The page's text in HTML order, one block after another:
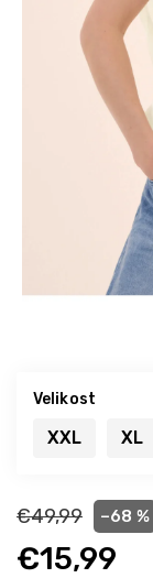
€49,99 –68 %
€15,99
Velikost
XXL XL